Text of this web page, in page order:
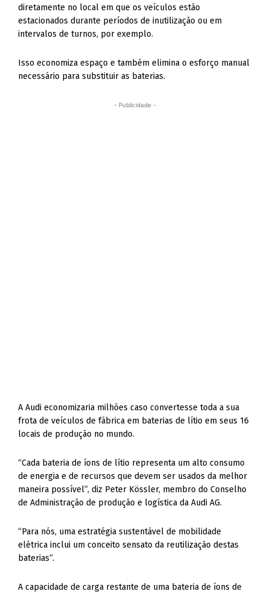
diretamente no local em que os veículos estão
estacionados durante períodos de inutilização ou em
intervalos de turnos, por exemplo.
Isso economiza espaço e também elimina o esforço manual
necessário para substituir as baterias.
- Publicidade -
A Audi economizaria milhões caso convertesse toda a sua
frota de veículos de fábrica em baterias de lítio em seus 16
locais de produção no mundo.
“Cada bateria de íons de lítio representa um alto consumo
de energia e de recursos que devem ser usados da melhor
maneira possível”, diz Peter Kössler, membro do Conselho
de Administração de produção e logística da Audi AG.
“Para nós, uma estratégia sustentável de mobilidade
elétrica inclui um conceito sensato da reutilização destas
baterias”.
A capacidade de carga restante de uma bateria de íons de